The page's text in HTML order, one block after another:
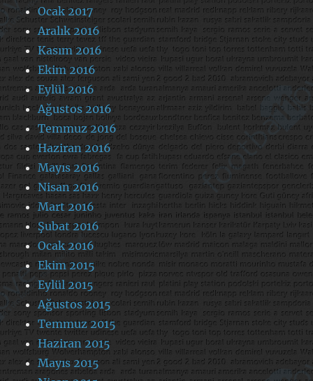
Ocak 2017
Aralık 2016
Kasım 2016
Ekim 2016
Eylül 2016
Ağustos 2016
Temmuz 2016
Haziran 2016
Mayıs 2016
Nisan 2016
Mart 2016
Şubat 2016
Ocak 2016
Ekim 2015
Eylül 2015
Ağustos 2015
Temmuz 2015
Haziran 2015
Mayıs 2015